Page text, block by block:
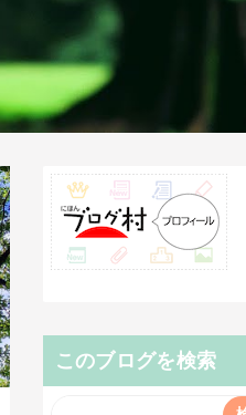
このブログを検索